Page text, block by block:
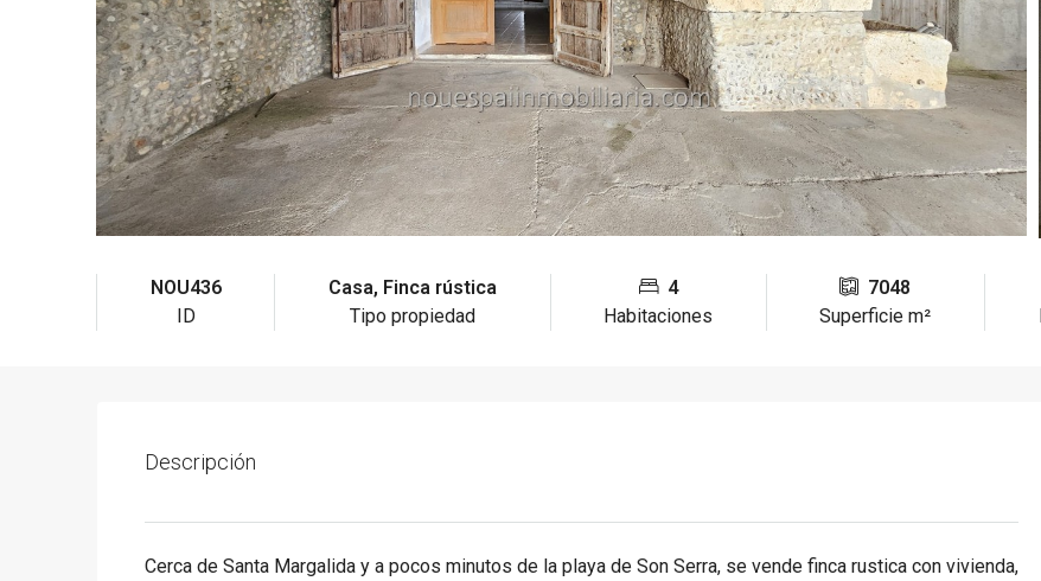
NOU436
ID
Casa, Finca rústica
Tipo propiedad
4
Habitaciones
7048
Superficie m²
Descripción
Cerca de Santa Margalida y a pocos minutos de la playa de Son Serra, se vende finca rustica con vivienda,